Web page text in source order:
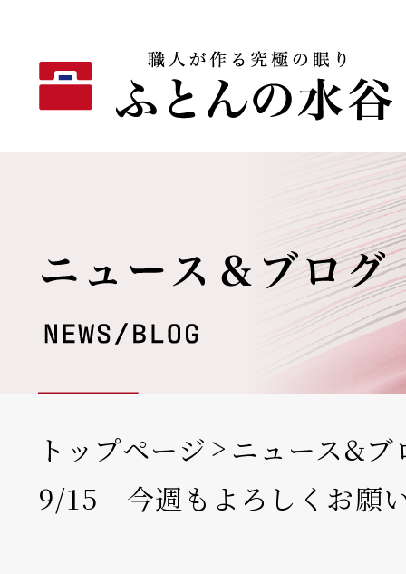
トップページ
ニュース&ブ
9/15 今週もよろしくお願